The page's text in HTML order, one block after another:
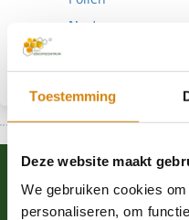
Toestemming
Deze website maakt
We gebruiken cookies
personaliseren, om
Nectar
Kom in actie